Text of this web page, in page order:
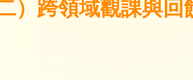
）跨領域觀課與回